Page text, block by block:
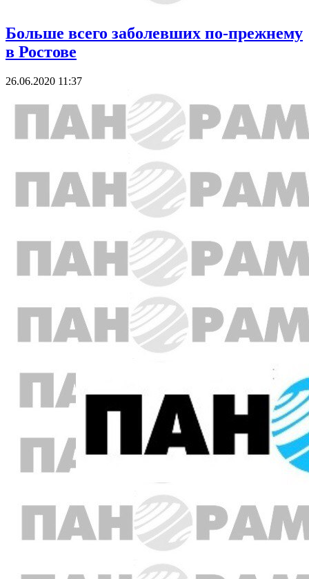
Больше всего заболевших по-прежнему
в Ростове
26.06.2020 11:37